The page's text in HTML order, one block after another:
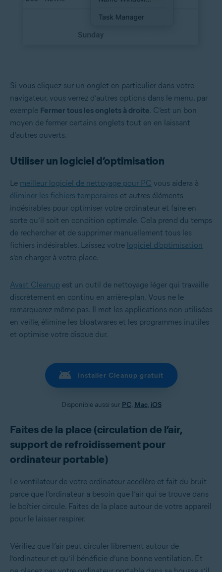
Si vous cliquez sur un onglet en particulier dans votre
navigateur, vous verrez d’autres options dans le menu, par
exemple Fermer tous les onglets à droite. C’est un bon
moyen de fermer certains onglets tout en en laissant
d’autres ouverts.
Utiliser un logiciel d’optimisation
Le meilleur logiciel de nettoyage pour PC vous aidera à
éliminer les fichiers temporaires et autres éléments
indésirables pour optimiser votre ordinateur et faire en
sorte qu’il soit en condition optimale. Cela prend du temps
de rechercher et de supprimer manuellement tous les
fichiers indésirables. Laissez votre logiciel d’optimisation
s’en charger à votre place.
Avast Cleanup est un outil de nettoyage léger qui travaille
discrètement en continu en arrière-plan. Vous ne le
remarquerez même pas. Il met les applications non utilisées
en veille, élimine les bloatwares et les programmes inutiles
et optimise votre disque dur.
Installer Cleanup gratuit
Disponible aussi sur PC, Mac, iOS
Faites de la place (circulation de l’air,
support de refroidissement pour
ordinateur portable)
Le ventilateur de votre ordinateur accélère et fait du bruit
parce que l’ordinateur a besoin que l’air qui se trouve dans
le boîtier circule. Faites de la place autour de votre appareil
pour le laisser respirer.
Vérifiez que l’air peut circuler librement autour de
l’ordinateur et qu’il bénéficie d’une bonne ventilation. Et